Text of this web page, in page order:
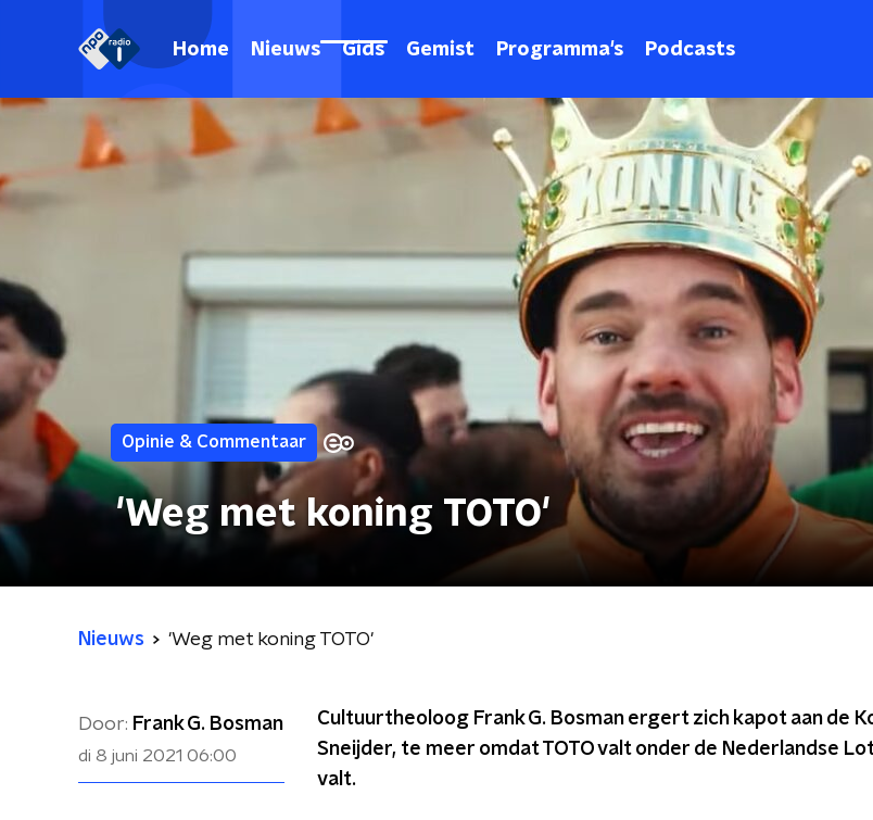
Home Nieuws Gids Gemist Programma's Podcasts
Opinie & Commentaar
'Weg met koning TOTO'
Nieuws 'Weg met koning TOTO'
Door: Frank G. Bosman
di 8 juni 2021 06:00
Cultuurtheoloog Frank G. Bosman ergert zich kapot aan de
Sneijder, te meer omdat TOTO valt onder de Nederlandse
valt.